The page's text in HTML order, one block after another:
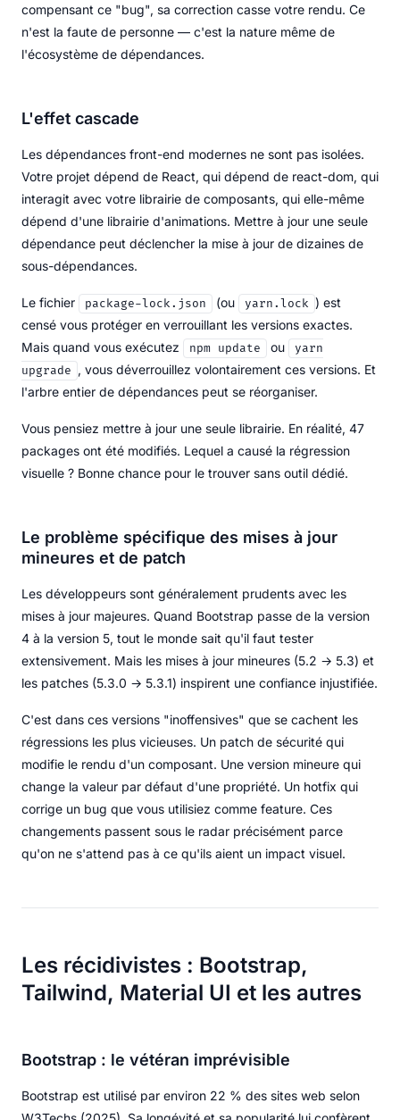
compensant ce "bug", sa correction casse votre rendu. Ce
n'est la faute de personne — c'est la nature même de
l'écosystème de dépendances.
L'effet cascade
Les dépendances front-end modernes ne sont pas isolées.
Votre projet dépend de React, qui dépend de react-dom, qui
interagit avec votre librairie de composants, qui elle-même
dépend d'une librairie d'animations. Mettre à jour une seule
dépendance peut déclencher la mise à jour de dizaines de
sous-dépendances.
Le fichier package-lock.json (ou yarn.lock ) est
censé vous protéger en verrouillant les versions exactes.
Mais quand vous exécutez
npm update ou
yarn
upgrade , vous déverrouillez volontairement ces versions. Et
l'arbre entier de dépendances peut se réorganiser.
Vous pensiez mettre à jour une seule librairie. En réalité, 47
packages ont été modifiés. Lequel a causé la régression
visuelle ? Bonne chance pour le trouver sans outil dédié.
Le problème spécifique des mises à jour
mineures et de patch
Les développeurs sont généralement prudents avec les
mises à jour majeures. Quand Bootstrap passe de la version
4 à la version 5, tout le monde sait qu'il faut tester
extensivement. Mais les mises à jour mineures (5.2 → 5.3) et
les patches (5.3.0 → 5.3.1) inspirent une confiance injustifiée.
C'est dans ces versions "inoffensives" que se cachent les
régressions les plus vicieuses. Un patch de sécurité qui
modifie le rendu d'un composant. Une version mineure qui
change la valeur par défaut d'une propriété. Un hotfix qui
corrige un bug que vous utilisiez comme feature. Ces
changements passent sous le radar précisément parce
qu'on ne s'attend pas à ce qu'ils aient un impact visuel.
Les récidivistes : Bootstrap,
Tailwind, Material UI et les autres
Bootstrap : le vétéran imprévisible
Bootstrap est utilisé par environ 22 % des sites web selon